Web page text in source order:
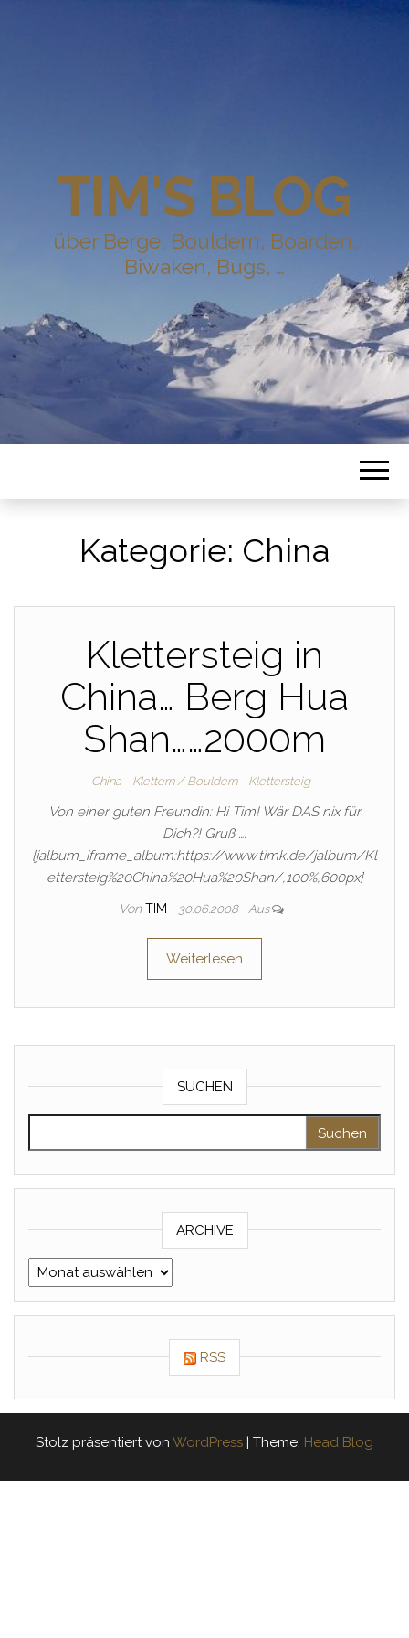
TIM'S BLOG
über Berge, Bouldern, Boarden,
Biwaken, Bugs, …
Kategorie: China
Klettersteig in
China… Berg Hua
Shan……2000m
China Klettern / Bouldern Klettersteig
Von einer guten Freundin: Hi Tim! Wär DAS nix für
Dich?! Gruß ….
[jalbum_iframe_album:https://www.timk.de/jalbum/Kl
ettersteig%20China%20Hua%20Shan/,100%,600px]
Von TIM 30.06.2008 Aus
Weiterlesen
SUCHEN
ARCHIVE
Archive
RSS
Stolz präsentiert von WordPress | Theme: Head Blog